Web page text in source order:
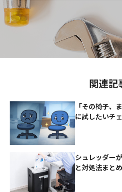
関連記
「その椅子、
に試したいチ
シュレッダー
と対処法まとめ